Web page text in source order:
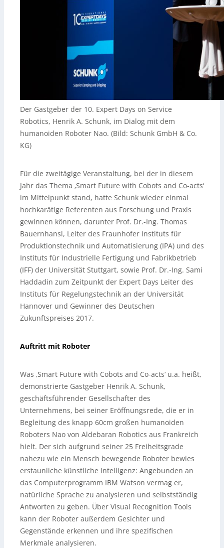
Der Gastgeber der 10. Expert Days on Service
Robotics, Henrik A. Schunk, im Dialog mit dem
humanoiden Roboter Nao. (Bild: Schunk GmbH & Co.
KG)
Für die zweitägige Veranstaltung, bei der in diesem
Jahr das Thema ‚Smart Future with Cobots and Co-acts‘
im Mittelpunkt stand, hatte Schunk wieder einmal
hochkarätige Referenten aus Forschung und Praxis
gewinnen können, darunter Prof. Dr.-Ing. Thomas
Bauernhansl, Leiter des Fraunhofer Instituts für
Produktionstechnik und Automatisierung (IPA) und des
Instituts für Industrielle Fertigung und Fabrikbetrieb
(IFF) der Universität Stuttgart, sowie Prof. Dr.-Ing. Sami
Haddadin zum Zeitpunkt der Expert Days Leiter des
Instituts für Regelungstechnik an der Universität
Hannover und Gewinner des Deutschen
Zukunftspreises 2017.
Auftritt mit Roboter
Was ‚Smart Future with Cobots and Co-acts‘ u.a. heißt,
demonstrierte Gastgeber Henrik A. Schunk,
geschäftsführender Gesellschafter des
Unternehmens, bei seiner Eröffnungsrede, die er in
Begleitung des knapp 60cm großen humanoiden
Roboters Nao von Aldebaran Robotics aus Frankreich
hielt. Der sich aufgrund seiner 25 Freiheitsgrade
nahezu wie ein Mensch bewegende Roboter bewies
erstaunliche künstliche Intelligenz: Angebunden an
das Computerprogramm IBM Watson vermag er,
natürliche Sprache zu analysieren und selbstständig
Antworten zu geben. Über Visual Recognition Tools
kann der Roboter außerdem Gesichter und
Gegenstände erkennen und ihre spezifischen
Merkmale analysieren.